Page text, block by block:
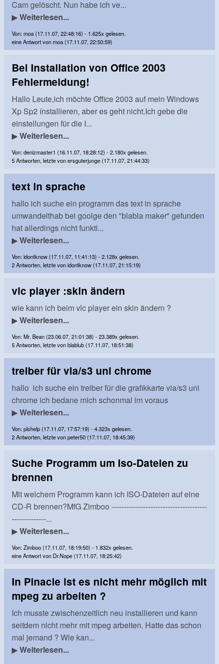
Cam gelöscht. Nun habe ich ve...
▶Weiterlesen...
Von: moa (17.11.07, 22:48:16) - 1.625x gelesen.
eine Antwort von moa (17.11.07, 22:50:59)
Bei Installation von Office 2003
Fehlermeldung!
Hallo Leute,ich möchte Office 2003 auf mein Windows
Xp Sp2 ínstallieren, aber es geht nicht.Ich gebe die
einstellungen für die I...
▶Weiterlesen...
Von: denizmaster1 (16.11.07, 18:28:12) - 2.180x gelesen.
5 Antworten, letzte von ersguterjunge (17.11.07, 21:44:33)
text in sprache
hallo ich suche ein programm das text in sprache
umwandelthab bei goolge den "blabla maker" gefunden
hat allerdings nicht funkti...
▶Weiterlesen...
Von: idontknow (17.11.07, 11:41:13) - 2.128x gelesen.
2 Antworten, letzte von idontknow (17.11.07, 21:15:19)
vlc player :skin ändern
wie kann ich beim vlc player ein skin ändern ?
▶Weiterlesen...
Von: Mr. Bean (23.06.07, 21:01:38) - 23.389x gelesen.
5 Antworten, letzte von blablub (17.11.07, 18:51:38)
treiber für via/s3 uni chrome
hallo ich suche ein treiber für die grafikkarte via/s3 uni
chrome ich bedane mich schonmal im voraus
▶Weiterlesen...
Von: plshelp (17.11.07, 17:57:19) - 4.323x gelesen.
2 Antworten, letzte von peter50 (17.11.07, 18:45:39)
Suche Programm um Iso-Dateien zu
brennen
Mit welchem Programm kann ich ISO-Dateien auf eine
CD-R brennen?MfG Zimboo ---------------------------------------
--------------...
▶Weiterlesen...
Von: Zimboo (17.11.07, 18:19:50) - 1.832x gelesen.
eine Antwort von Dr.Nope (17.11.07, 18:25:42)
In Pinacle ist es nicht mehr möglich mit
mpeg zu arbeiten ?
Ich musste zwischenzeitlich neu installieren und kann
seitdem nicht mehr mit mpeg arbeiten. Hatte das schon
mal jemand ? Wie kan...
▶Weiterlesen...